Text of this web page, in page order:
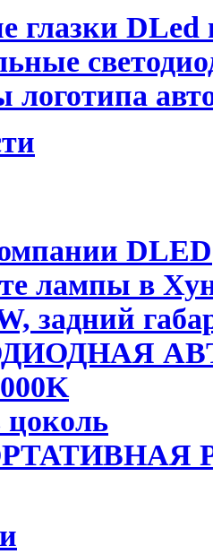
глазки DLed
DLED
лампы в
задний
цоколь